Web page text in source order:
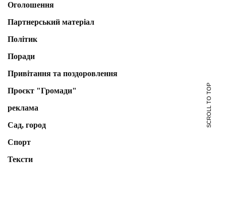
Оголошення
Партнерський матеріал
Політик
Поради
Привітання та поздоровлення
Проєкт "Громади"
реклама
Сад, город
Спорт
Тексти
SCROLL TO TOP